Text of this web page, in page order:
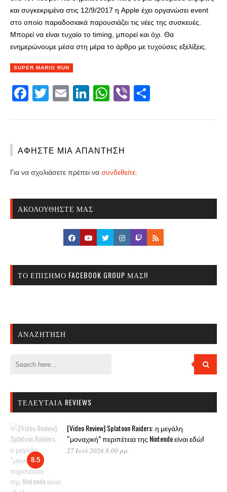
και συγκεκριμένα στις 12/9/2017 η Apple έχει οργανώσει event
στο οποίο παραδοσιακά παρουσιάζει τις νέες της συσκευές.
Μπορεί να είναι τυχαίο το timing, μπορεί και όχι. Θα
ενημερώνουμε μέσα στη μέρα το άρθρο με τυχούσες εξελίξεις.
SUPER MARIO RUN
Facebook
Twitter
EmailLinkedIn
WhatsApp
Viber
ΑΦΉΣΤΕ ΜΙΑ ΑΠΆΝΤΗΣΗ
Για να σχολιάσετε πρέπει να συνδεθείτε
ΑΚΟΛΟΥΘΉΣΤΕ ΜΑΣ
ΤΟ ΕΠΊΣΗΜΟ FACEBOOK GROUP ΜΑΣ!!
ΑΝΑΖΉΤΗΣΗ
ΤΕΛΕΥΤΑΊΑ REVIEWS
8.5
[Video Review] Splatoon Raiders: η μεγάλη
“μοναχική” περιπέτεια της Nintendo είναι εδώ!
27 Ιούλ 2026 8:00 μμ